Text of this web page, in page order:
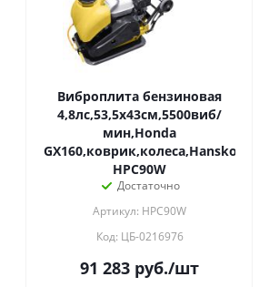
Виброплита бензиновая
4,8лс,53,5x43см,5500виб/
мин,Honda
GX160,коврик,колеса,Hanskonner
HPC90W
Достаточно
Артикул: HPC90W
Код: ЦБ-0216976
91 283 руб./шт